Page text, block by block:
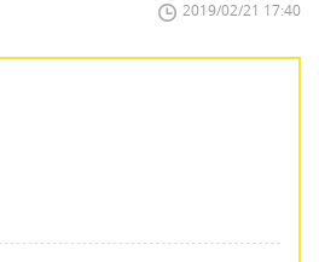
2019/02/21 17:40